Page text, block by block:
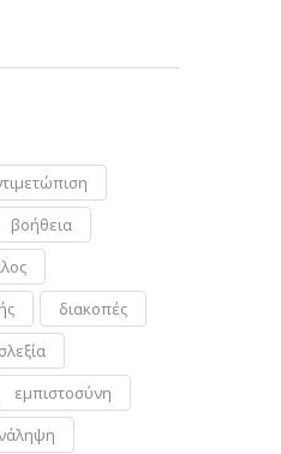
βοήθεια
διακοπές
εμπιστοσύνη